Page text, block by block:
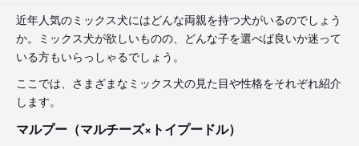
近年人気のミックス犬にはどんな両親を持つ犬がいるのでしょう
か。ミックス犬が欲しいものの、どんな子を選べば良いか迷って
いる方もいらっしゃるでしょう。
ここでは、さまざまなミックス犬の見た目や性格をそれぞれ紹介
します。
マルプー（マルチーズ×トイプードル）